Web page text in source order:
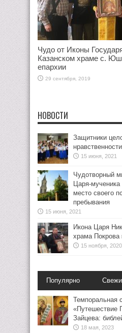
Чудо от Иконы
Казанском храме с.
епархии
29 сентября, 2019
НОВОСТИ
Защитники
15 июня, 2021
Чудотворный
Царя-
место своего
пребывания
15 июня, 2021
Икона Царя
храма Покрова
15 ноября, 2020
Популярно
Темпоральная
«Путешествие
Зайцева:
18 мая, 2023